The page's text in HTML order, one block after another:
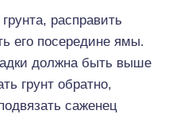
расправить
его посередине ямы.
должна быть выше
грунт обратно,
саженец